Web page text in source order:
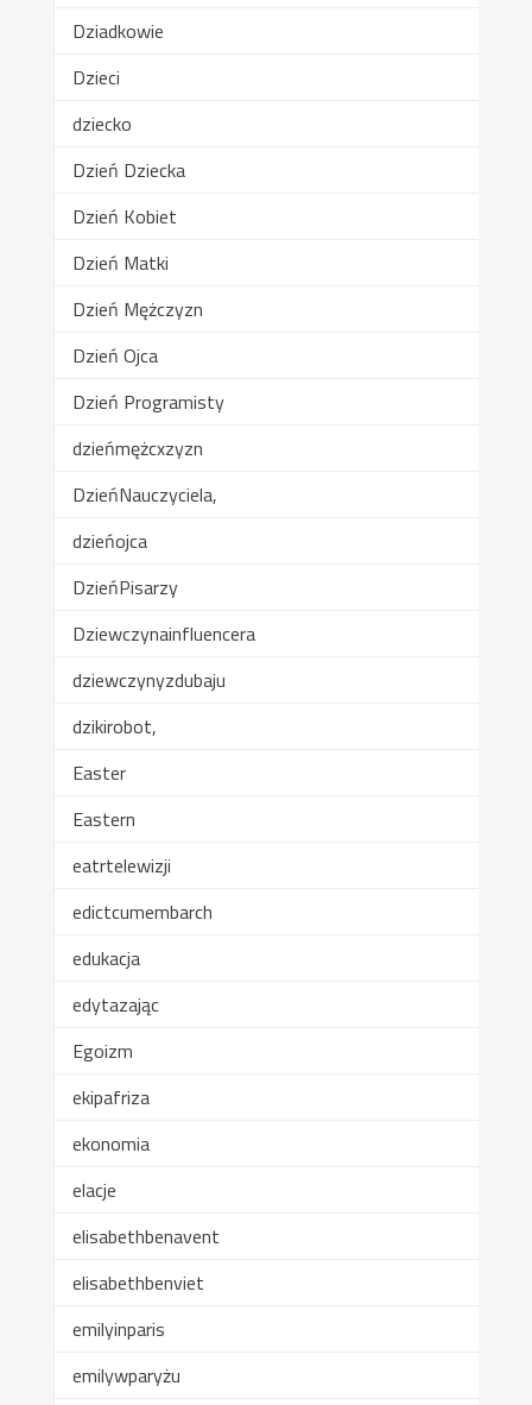
Dziadkowie
Dzieci
dziecko
Dzień Dziecka
Dzień Kobiet
Dzień Matki
Dzień Mężczyzn
Dzień Ojca
Dzień Programisty
dzieńmężcxzyzn
DzieńNauczyciela,
dzieńojca
DzieńPisarzy
Dziewczynainfluencera
dziewczynyzdubaju
dzikirobot,
Easter
Eastern
eatrtelewizji
edictcumembarch
edukacja
edytazając
Egoizm
ekipafriza
ekonomia
elacje
elisabethbenavent
elisabethbenviet
emilyinparis
emilywparyżu